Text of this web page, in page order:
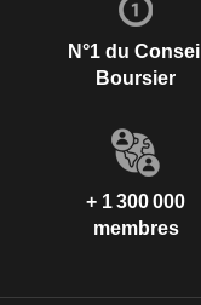
N°1 du Conseil
Boursier
+ 1 300 000
membres